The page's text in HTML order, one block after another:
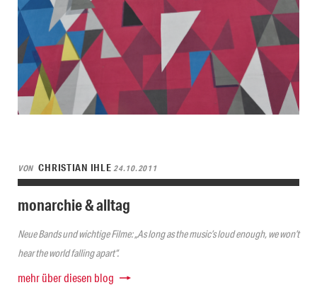
VON CHRISTIAN IHLE24.10.2011
monarchie & alltag
Neue Bands und wichtige Filme: „As long as the music’s loud enough, we won’t
hear the world falling apart“.
mehr über diesen blog